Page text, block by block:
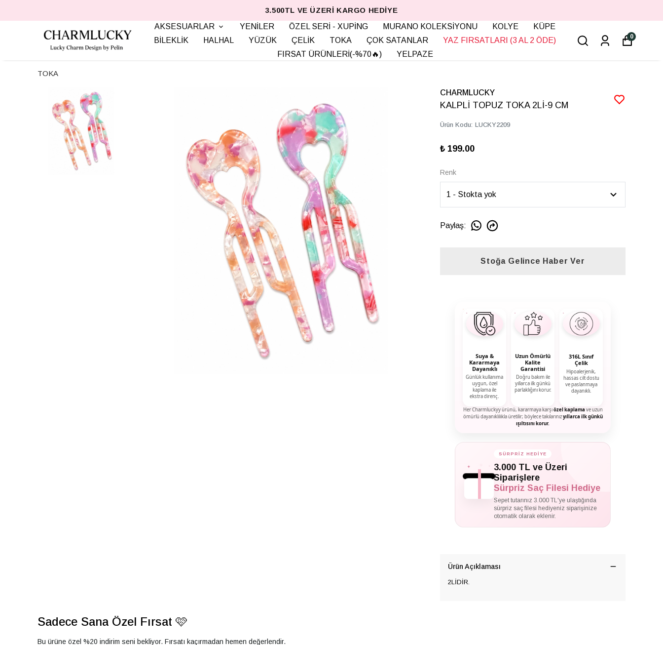
3.500TL VE ÜZERI KARGO HEDIYE
AKSESUARLAR
YENİLER ÖZEL SERİ - XUPİNG MURANO KOLEKSİYONU KOLYE
KÜPE
BİLEKLİK
HALHAL YÜZÜK ÇELİK TOKA ÇOK SATANLAR
YAZ FIRSATLARI (3 AL 2 ÖDE)
FIRSAT ÜRÜNLERİ(-%70🔥)
YELPAZE
0
TOKA
CHARMLUCKY
KALPLİ TOPUZ TOKA 2Lİ-9 CM
Ürün Kodu: LUCKY2209
₺ 199.00
Renk
Paylaş:
Stoğa Gelince Haber Ver
Suya &
Kararmaya
Dayanıklı
Günlük kullanıma
uygun, özel
kaplama ile
ekstra direnç.
Uzun Ömürlü
Kalite
Garantisi
Doğru bakım ile
yıllarca ilk günkü
parlaklığını korur.
316L Sınıf
Çelik
Hipoalerjenik,
hassas cilt dostu
ve paslanmaya
dayanıklı.
Her Charmluckyy ürünü, kararmaya karşıözel kaplama ve uzun
ömürlü dayanıklılıkla üretilir; böylece takılarınızyıllarca ilk günkü
ışıltısını korur.
✦
SÜRPRİZ HEDİYE
3.000 TL ve Üzeri
Siparişlere
Sürpriz Saç Filesi Hediye
Sepet tutarınız 3.000 TL'ye ulaştığında
sürpriz saç filesi hediyeniz siparişinize
otomatik olarak eklenir.
Ürün Açıklaması
2LİDİR.
Sadece Sana Özel Fırsat 🩷
Bu ürüne özel %20 indirim seni bekliyor. Fırsatı kaçırmadan hemen değerlendir.